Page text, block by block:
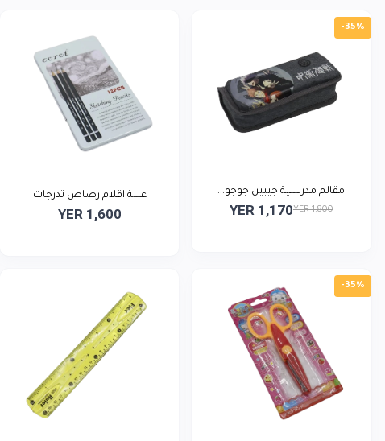
-35%
مقالم مدرسية جيبين جوجو...
YER 1,800
YER 1,170
علبة اقلام رصاص تدرجات
YER 1,600
-35%